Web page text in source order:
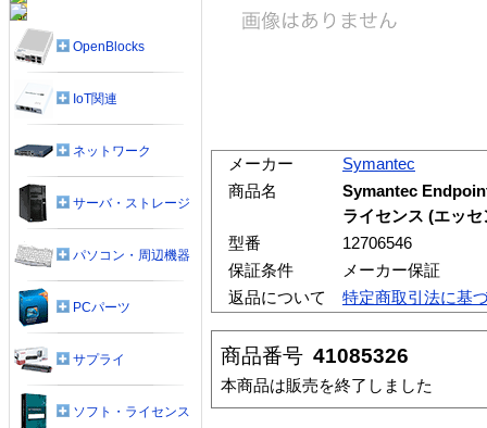
メーカー
Symantec
商品名
Symantec
ライセンス (エッ
型番
12706546
保証条件
メーカー保証
返品について
特定商取引法に基
商品番号 41085326
本商品は販売を終了しました
OpenBlocks
IoT関連
ネットワーク
サーバ・ストレージ
パソコン・周辺機器
PCパーツ
サプライ
ソフト・ライセンス